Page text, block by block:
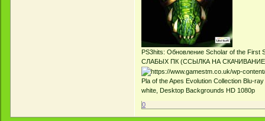
PS3hits: Обновление Scholar of the
СЛАБЫХ ПК (ССЫЛКА НА СКАЧИВАНИЕ
Pla of the Apes Evolution Collection Blu-
white, Desktop Backgrounds HD 1080p
0